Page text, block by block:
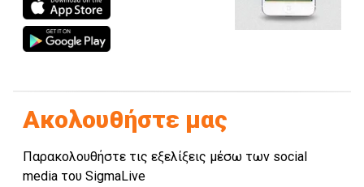
Ακολουθήστε μας
Παρακολουθήστε τις εξελίξεις μέσω των social
media του SigmaLive